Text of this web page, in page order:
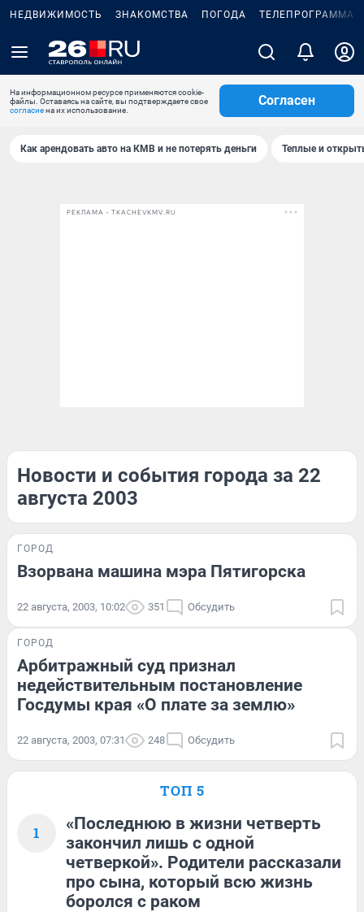
НЕДВИЖИМОСТЬ ЗНАКОМСТВА ПОГОДА ТЕЛЕПРОГРАММА
На информационном ресурсе применяются cookie-
файлы. Оставаясь на сайте, вы подтверждаете свое
согласиена их использование.
Согласен
Как арендовать авто на КМВ и не потерять деньги Теплые и
РЕКЛАМА • TKACHEVKMV.RU
Новости и события города за 22
августа 2003
ГОРОД
Взорвана машина мэра Пятигорска
22 августа, 2003, 10:02 351 Обсудить
ГОРОД
Арбитражный суд признал
недействительным постановление
Госдумы края «О плате за землю»
22 августа, 2003, 07:31 248 Обсудить
ТОП 5
1
«Последнюю в жизни четверть
закончил лишь с одной
четверкой». Родители рассказали
про сына, который всю жизнь
боролся с раком